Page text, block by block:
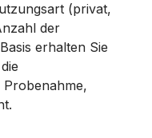
(privat,
der
erhalten Sie